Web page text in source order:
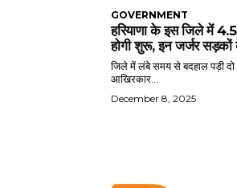
GOVERNMENT
हरियाणा के इस जिले में
होगी शुरू, इन जर्जर
जिले में लंबे समय से बदहाल पड़ी दो
आखिरकार...
December 8, 2025